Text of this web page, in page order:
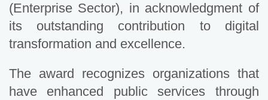
(Enterprise Sector), in acknowledgment of
its outstanding contribution to digital
transformation and excellence.
The award recognizes organizations that
have enhanced public services through